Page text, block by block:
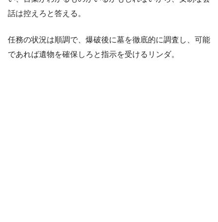
話は控えろと答える。
任務の状況は順調で、爆破後に墓を徹底的に調査し、可能
であれば遺物を確保しろと指示を受けるリンダ。